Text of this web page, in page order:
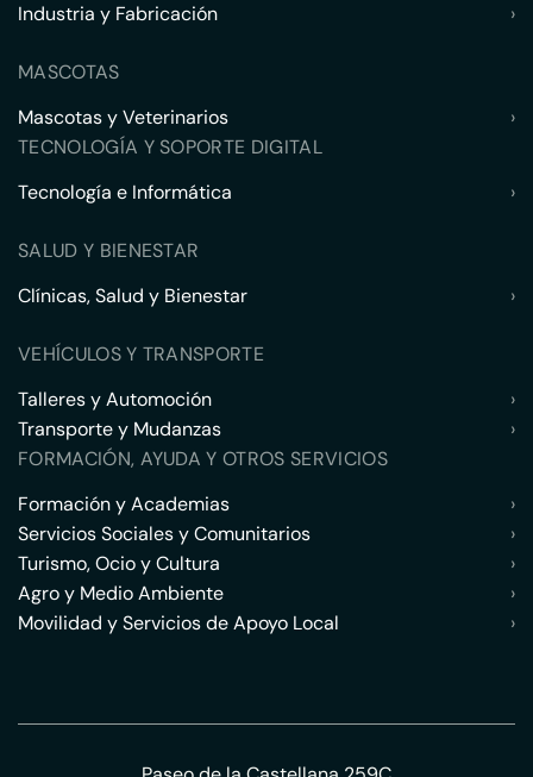
Industria y Fabricación
›
MASCOTAS
Mascotas y Veterinarios
›
TECNOLOGÍA Y SOPORTE DIGITAL
Tecnología e Informática
›
SALUD Y BIENESTAR
Clínicas, Salud y Bienestar
›
VEHÍCULOS Y TRANSPORTE
Talleres y Automoción
›
Transporte y Mudanzas
›
FORMACIÓN, AYUDA Y OTROS SERVICIOS
Formación y Academias
›
Servicios Sociales y Comunitarios
›
Turismo, Ocio y Cultura
›
Agro y Medio Ambiente
›
Movilidad y Servicios de Apoyo Local
›